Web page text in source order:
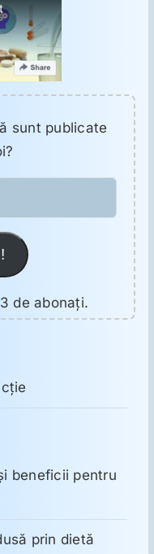
sunt publicate
de abonați.
beneficii pentru
prin dietă